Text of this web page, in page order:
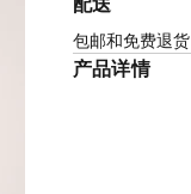
包邮和免费退货
产品详情